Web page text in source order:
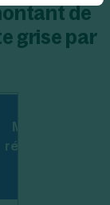
de
grise par
Montant de la
régionale de la